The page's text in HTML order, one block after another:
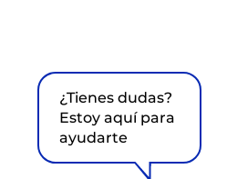
¿Tienes dudas?
Estoy aquí para
ayudarte